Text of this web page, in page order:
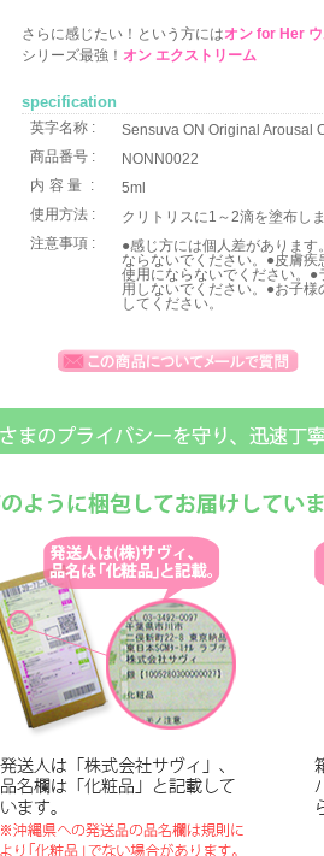
さらに感じたい！という方にはオン for Her
シリーズ最強！ オン エクストリーム
specification
英字名称 :
Sensuva ON Original Arousal
商品番号 :
NONN0022
内容量 :
5ml
使用方法 :
クリトリスに1～2滴を塗布しま
注意事項 :
●感じ方には個人差がありま
ならないでください。●皮膚
使用にならないでください。
用しないでください。●お子
してください。